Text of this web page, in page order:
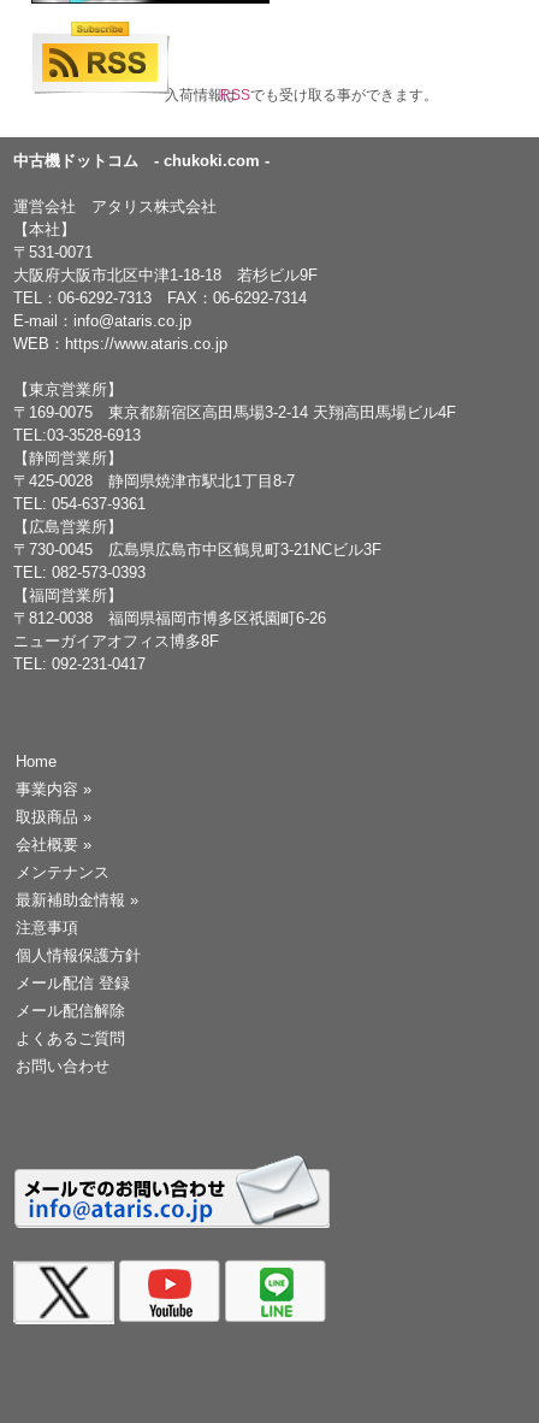
入荷情報はRSSでも受け取る事ができます。
中古機ドットコム - chukoki.com -
運営会社 アタリス株式会社
【本社】
〒531-0071
大阪府大阪市北区中津1-18-18 若杉ビル9F
TEL：06-6292-7313 FAX：06-6292-7314
E-mail： info@ataris.co.jp
WEB： https://www.ataris.co.jp
【東京営業所】
〒169-0075 東京都新宿区高田馬場3-2-14 天翔高田馬場ビル4F
TEL:03-3528-6913
【静岡営業所】
〒425-0028 静岡県焼津市駅北1丁目8-7
TEL: 054-637-9361
【広島営業所】
〒730-0045 広島県広島市中区鶴見町3-21NCビル3F
TEL: 082-573-0393
【福岡営業所】
〒812-0038 福岡県福岡市博多区祇園町6-26
ニューガイアオフィス博多8F
TEL: 092-231-0417
Home
事業内容 »
取扱商品 »
会社概要 »
メンテナンス
最新補助金情報 »
注意事項
個人情報保護方針
メール配信 登録
メール配信解除
よくあるご質問
お問い合わせ